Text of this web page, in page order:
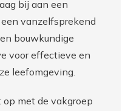
bij aan een
vanzelfsprekend
bouwkundige
voor effectieve en
leefomgeving.
op met de vakgroep